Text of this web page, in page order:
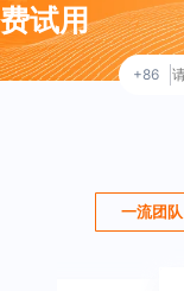
费试用
+86
一流团队